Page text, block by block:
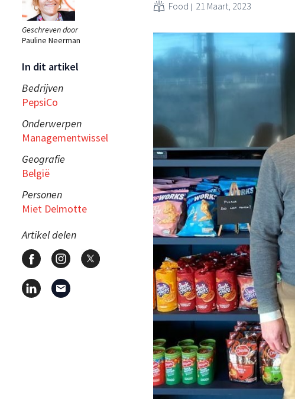
Geschreven door
Pauline Neerman
In dit artikel
Bedrijven
PepsiCo
Onderwerpen
Managementwissel
Geografie
België
Personen
Miet Delmotte
Artikel delen
Food 21 Maart, 2023